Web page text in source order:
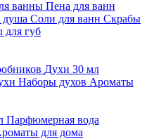
ванны Пена для ванн
душа Соли для ванн Скрабы
для губ
Духи 30 мл
Наборы духов Ароматы
Парфюмерная вода
для дома